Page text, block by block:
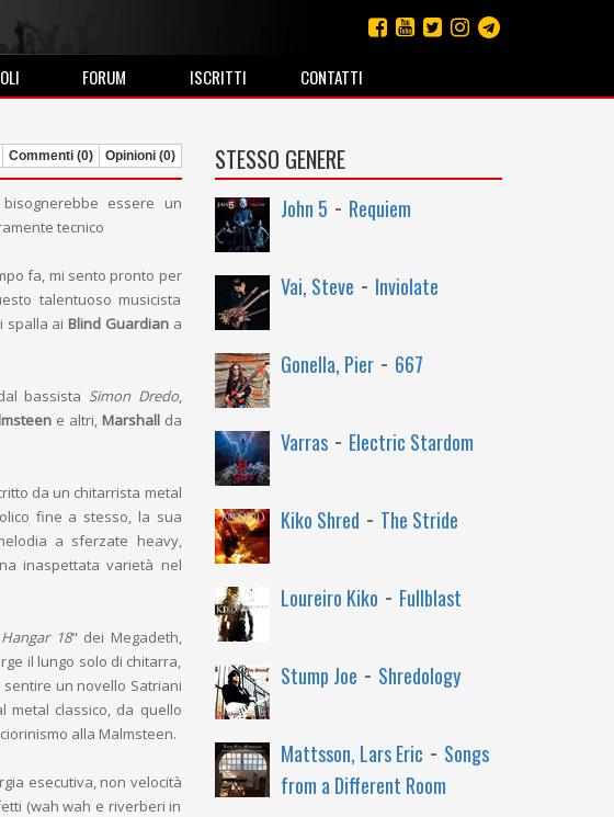
FORUM ISCRITTI CONTATTI
Commenti (0) Opinioni (0)
essere un
tecnico
fa, mi sento pronto per
talentuoso musicista
spalla ai Blind Guardiana
bassista Simon Dredo,
e altri, Marshallda
da un chitarrista metal
fine a stesso, la sua
a sferzate heavy,
inaspettata varietà nel
Hangar 18" dei Megadeth,
il lungo solo di chitarra,
un novello Satriani
metal classico, da quello
alla Malmsteen.
esecutiva, non velocità
(wah wah e riverberi in
STESSO GENERE
John 5 - Requiem
Vai, Steve - Inviolate
Gonella, Pier- 667
Varras- Electric Stardom
Kiko Shred - The Stride
Loureiro Kiko - Fullblast
Stump Joe - Shredology
Mattsson, Lars Eric - Songs
from a Different Room